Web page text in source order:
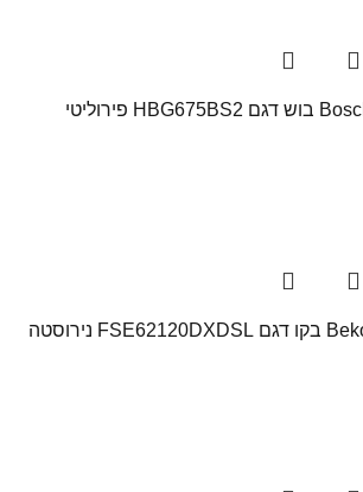
תנור בנוי 71 ליטר Bosch בוש דגם HBG675BS2 פירוליטי